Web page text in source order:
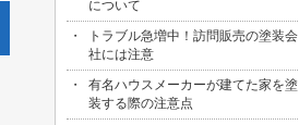
について
トラブル急増中！訪問販売の塗装会
社には注意
有名ハウスメーカーが建てた家を塗
装する際の注意点